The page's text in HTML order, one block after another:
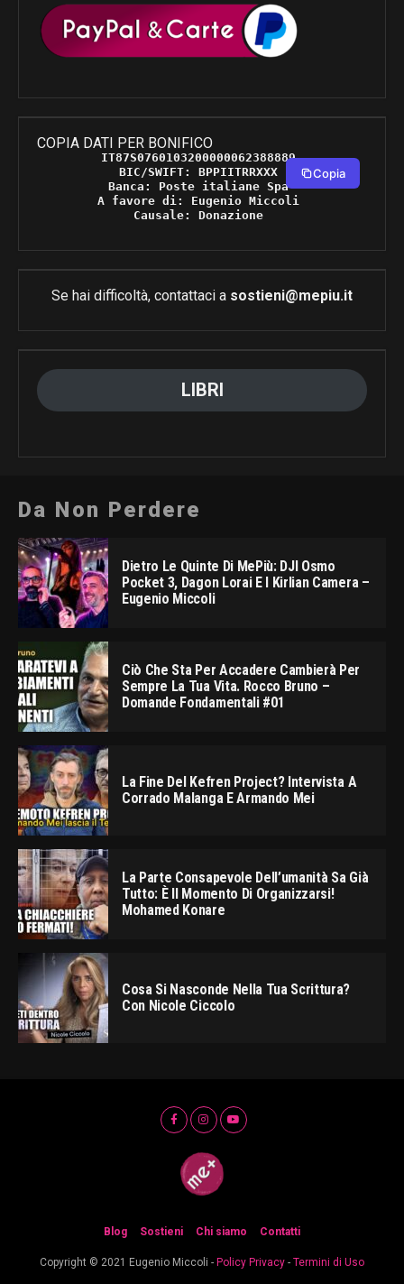
COPIA DATI PER BONIFICO
IT87S0760103200000062388889
BIC/SWIFT: BPPIITRRXXX
Banca: Poste italiane Spa
A favore di: Eugenio Miccoli
Causale: Donazione
Copia
Se hai difficoltà, contattaci a sostieni@mepiu.it
LIBRI
Da Non Perdere
Dietro Le Quinte Di MePiù: DJI Osmo
Pocket 3, Dagon Lorai E I Kirlian Camera –
Eugenio Miccoli
Ciò Che Sta Per Accadere Cambierà Per
Sempre La Tua Vita. Rocco Bruno –
Domande Fondamentali #01
La Fine Del Kefren Project? Intervista A
Corrado Malanga E Armando Mei
La Parte Consapevole Dell’umanità Sa Già
Tutto: È Il Momento Di Organizzarsi!
Mohamed Konare
Cosa Si Nasconde Nella Tua Scrittura?
Con Nicole Ciccolo
Blog Sostieni Chi siamo Contatti
Copyright © 2021 Eugenio Miccoli - Policy Privacy - Termini di Uso